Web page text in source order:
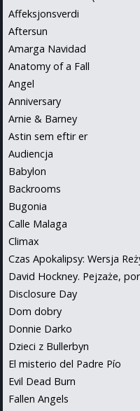
Affeksjonsverdi
Aftersun
Amarga Navidad
Anatomy of a Fall
Angel
Anniversary
Arnie & Barney
Astin sem eftir er
Audiencja
Babylon
Backrooms
Bugonia
Calle Malaga
Climax
Czas Apokalipsy: Wersja
David Hockney. Pejzaże,
Disclosure Day
Dom dobry
Donnie Darko
Dzieci z Bullerbyn
El misterio del Padre Pío
Evil Dead Burn
Fallen Angels